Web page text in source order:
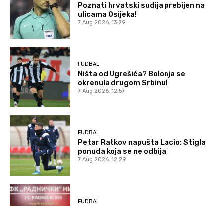
Poznati hrvatski sudija prebijen na
ulicama Osijeka!
7 Aug 2026. 13:29
FUDBAL
Ništa od Ugrešića? Bolonja se
okrenula drugom Srbinu!
7 Aug 2026. 12:57
FUDBAL
Petar Ratkov napušta Lacio: Stigla
ponuda koja se ne odbija!
7 Aug 2026. 12:29
FUDBAL